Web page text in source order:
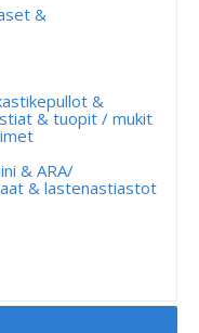
&
&
& tuopit / mukit
& ARA/
& lastenastiastot